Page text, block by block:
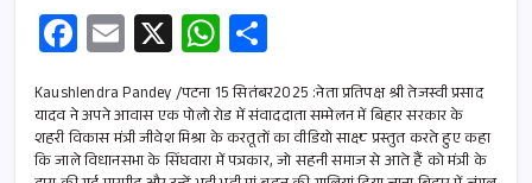
Fa
ce
b
o
E
m
ail
X W
h
at
s
h
ar
e
Kaushlendra Pandey /पटना 15 सितंबर2025 :नेता प्रतिपक्ष श्री तेजस्वी प्रसाद
यादव ने अपने आवास एक पोलो रोड में संवाददाता सम्मेलन में बिहार सरकार के
शहरी विकास मंत्री जीवेश मिश्रा के करतूतों का वीडियो साक्ष्य प्रस्तुत करते हुए कहा
कि जाले विधानसभा के सिंघवारा में पत्रकार, जो सहनी समाज से आते हैं को मंत्री के